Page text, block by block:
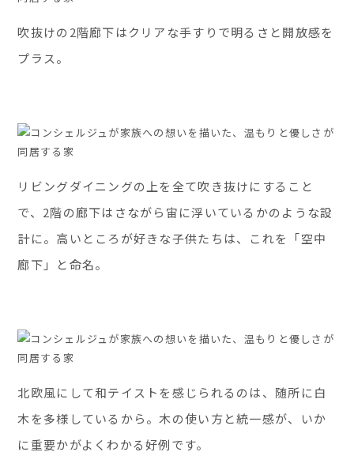
吹抜けの2階廊下はクリアな手すりで明るさと開放感を
プラス。
リビングダイニングの上を全て吹き抜けにすること
で、2階の廊下はさながら宙に浮いているかのような設
計に。高いところが好きな子供たちは、これを「空中
廊下」と命名。
北欧風にして和テイストを感じられるのは、随所に白
木を多様しているから。木の使い方と統一感が、いか
に重要かがよくわかる好例です。